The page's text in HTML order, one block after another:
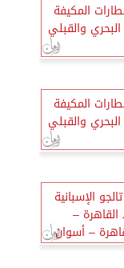
المكيفة
والقبلي
المكيفة
والقبلي
الإسبانية
–
– أسوان